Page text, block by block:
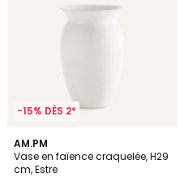
-15% DÈS 2*
AM.PM
Vase en faïence craquelée, H29
cm, Estre
4,5
/ 5